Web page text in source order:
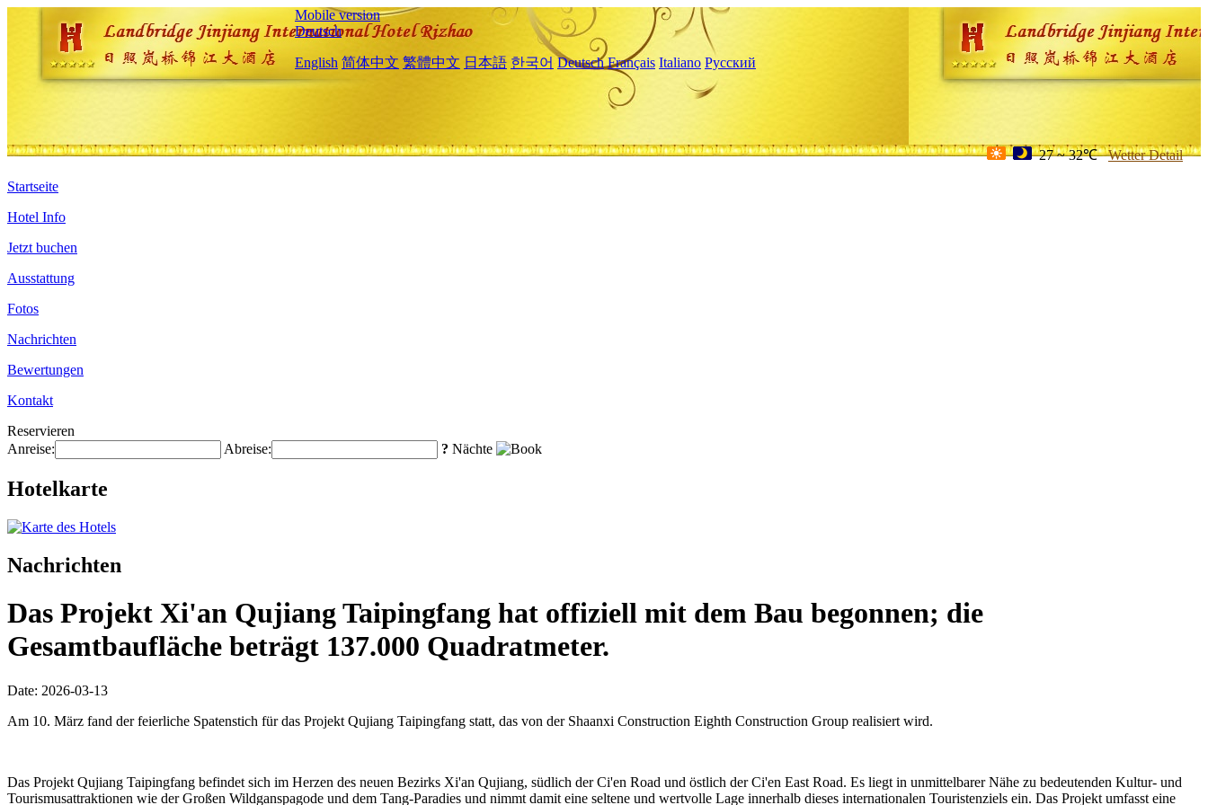
Mobile version
Deutsch
English 简体中文 繁體中文 日本語 한국어 Deutsch Français Italiano Русский
27 ~ 32℃ Wetter Detail
Startseite
Hotel Info
Jetzt buchen
Ausstattung
Fotos
Nachrichten
Bewertungen
Kontakt
Reservieren
Anreise:
Abreise: ? Nächte
Hotelkarte
Nachrichten
Das Projekt Xi'an Qujiang Taipingfang hat offiziell mit dem Bau begonnen; die
Gesamtbaufläche beträgt 137.000 Quadratmeter.
Date: 2026-03-13
Am 10. März fand der feierliche Spatenstich für das Projekt Qujiang Taipingfang statt, das von der Shaanxi Construction Eighth Construction Group realisiert wird.
Das Projekt Qujiang Taipingfang befindet sich im Herzen des neuen Bezirks Xi'an Qujiang, südlich der Ci'en Road und östlich der Ci'en East Road. Es liegt in unmittelbarer Nähe zu bedeutenden Kultur- und
Tourismusattraktionen wie der Großen Wildganspagode und dem Tang-Paradies und nimmt damit eine seltene und wertvolle Lage innerhalb dieses internationalen Touristenziels ein. Das Projekt umfasst eine